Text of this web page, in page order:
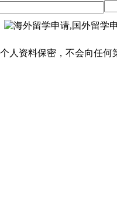
人资料保密，不会向任